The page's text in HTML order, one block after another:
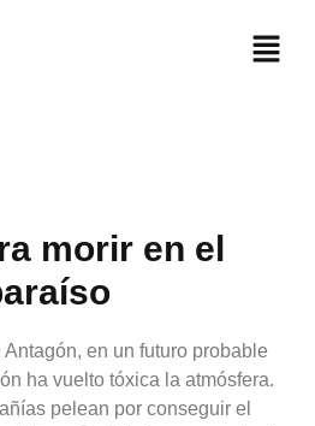
morir en el
en un futuro probable
ha vuelto tóxica la atmósfera.
pelean por conseguir el